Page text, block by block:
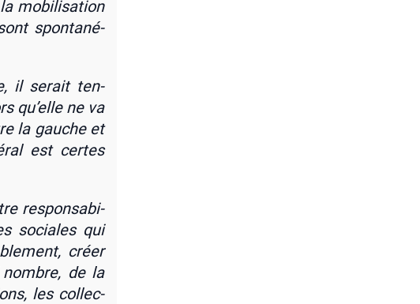
mobi­li­sa­tion
spon­ta­né­
il serait ten­
qu’elle ne va
la gauche et
est certes
res­pon­sa­bi­
sociales qui
créer
de la
les col­lec­